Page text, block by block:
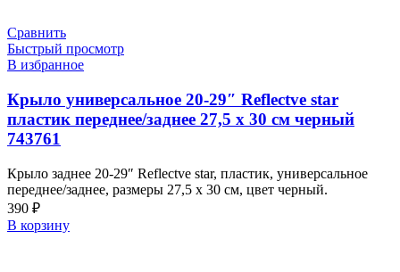
Сравнить
Быстрый просмотр
В избранное
Крыло универсальное 20-29″ Reflectve star
пластик переднее/заднее 27,5 х 30 см черный
743761
Крыло заднее 20-29″ Reflectve star, пластик, универсальное
переднее/заднее, размеры 27,5 х 30 см, цвет черный.
390 ₽
В корзину